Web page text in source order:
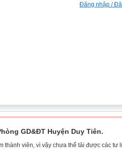
Đăng nhập /
GD&ĐT Huyện Duy Tiên.
thành viên, vì vậy chưa thể tải được các tư